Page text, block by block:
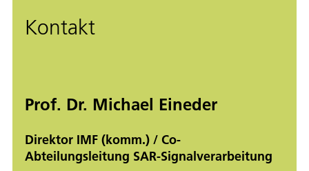
Kontakt
Prof. Dr. Michael Eineder
Direktor IMF (komm.) / Co-
Abteilungsleitung SAR-Signalverarbeitung